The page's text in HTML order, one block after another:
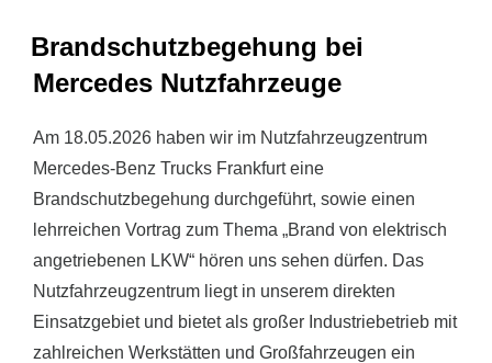
Brandschutzbegehung bei
Mercedes Nutzfahrzeuge
Am 18.05.2026 haben wir im Nutzfahrzeugzentrum
Mercedes-Benz Trucks Frankfurt eine
Brandschutzbegehung durchgeführt, sowie einen
lehrreichen Vortrag zum Thema „Brand von elektrisch
angetriebenen LKW“ hören uns sehen dürfen. Das
Nutzfahrzeugzentrum liegt in unserem direkten
Einsatzgebiet und bietet als großer Industriebetrieb mit
zahlreichen Werkstätten und Großfahrzeugen ein